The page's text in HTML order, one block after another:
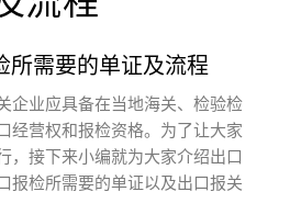
所需要的单证及流程
企业应具备在当地海关、检验检
经营权和报检资格。为了让大家
，接下来小编就为大家介绍出口
报检所需要的单证以及出口报关